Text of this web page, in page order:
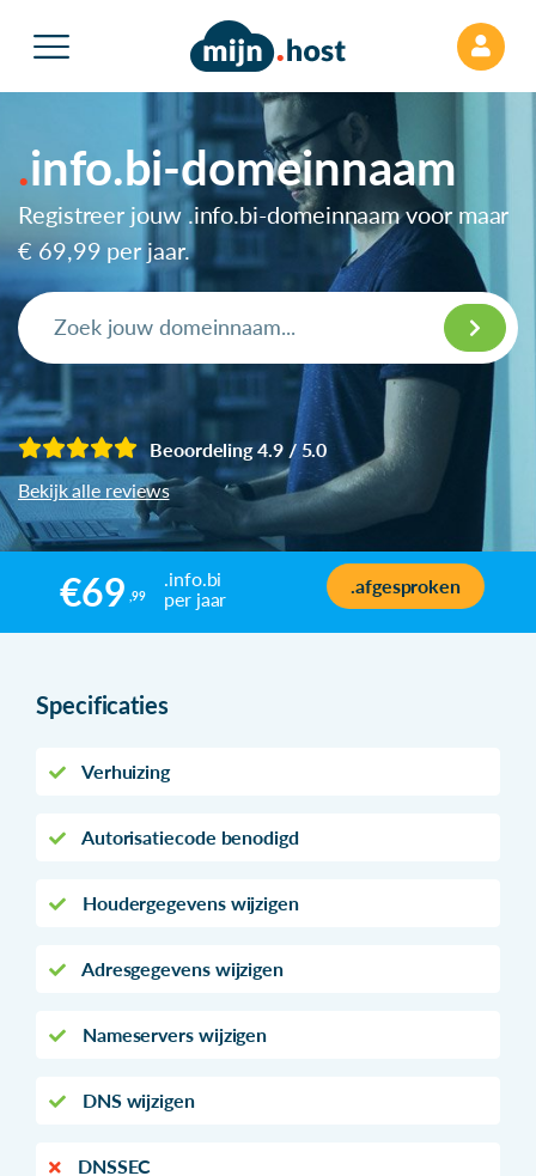
info.bi-domeinnaam
Registreer jouw .info.bi-domeinnaam voor maar
€ 69,99 per jaar.
Beoordeling 4.9 / 5.0
Bekijk alle reviews
€69 ,99
.info.bi
per jaar
.afgesproken
Specificaties
Verhuizing
Autorisatiecode benodigd
Houdergegevens wijzigen
Adresgegevens wijzigen
Nameservers wijzigen
DNS wijzigen
DNSSEC